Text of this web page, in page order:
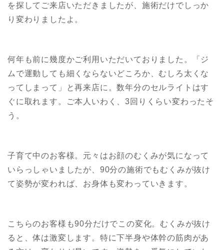
を探してご来店いただきましたが、施術だけでしっか
り変わりましたよ。
何年も前に幾度かご利用いただいておりました。「ジ
ムで運動しても細くならないどころか、むしろ太くな
ってしまって」と再来店に。数年分のセルライトはす
ぐに取れます。ご本人いわく、3回りくらい変わったそ
う。
子育て中のお客様。元々はお顔のむくみが気になって
いらっしゃいましたが、90分の施術でもむくみが抜け
て姿勢が変われば、お身体も変わっていきます。
こちらのお客様も90分だけでこの変化。むくみが抜け
ると、体は激変します。特に下半身や体幹の筋肉があ